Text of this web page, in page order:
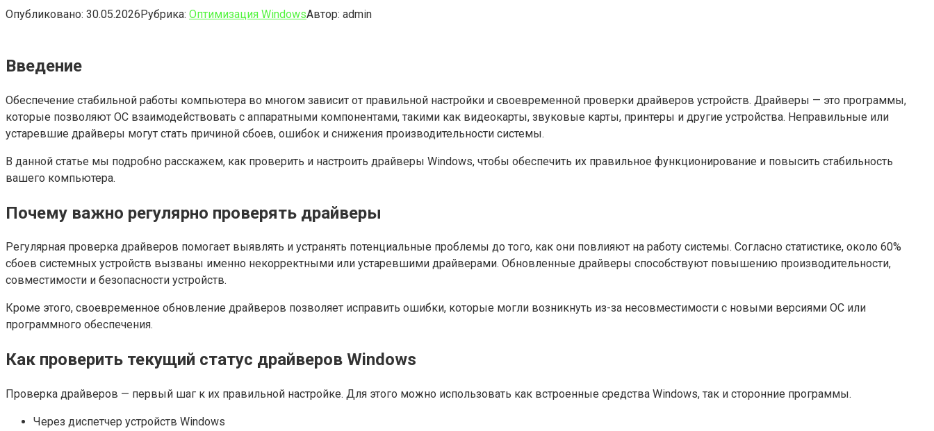
Опубликовано: 30.05.2026Рубрика: Оптимизация WindowsАвтор: admin
Введение
Обеспечение стабильной работы компьютера во многом зависит от правильной настройки и своевременной проверки драйверов устройств. Драйверы — это программы,
которые позволяют ОС взаимодействовать с аппаратными компонентами, такими как видеокарты, звуковые карты, принтеры и другие устройства. Неправильные или
устаревшие драйверы могут стать причиной сбоев, ошибок и снижения производительности системы.
В данной статье мы подробно расскажем, как проверить и настроить драйверы Windows, чтобы обеспечить их правильное функционирование и повысить стабильность
вашего компьютера.
Почему важно регулярно проверять драйверы
Регулярная проверка драйверов помогает выявлять и устранять потенциальные проблемы до того, как они повлияют на работу системы. Согласно статистике, около 60%
сбоев системных устройств вызваны именно некорректными или устаревшими драйверами. Обновленные драйверы способствуют повышению производительности,
совместимости и безопасности устройств.
Кроме этого, своевременное обновление драйверов позволяет исправить ошибки, которые могли возникнуть из-за несовместимости с новыми версиями ОС или
программного обеспечения.
Как проверить текущий статус драйверов Windows
Проверка драйверов — первый шаг к их правильной настройке. Для этого можно использовать как встроенные средства Windows, так и сторонние программы.
Через диспетчер устройств Windows